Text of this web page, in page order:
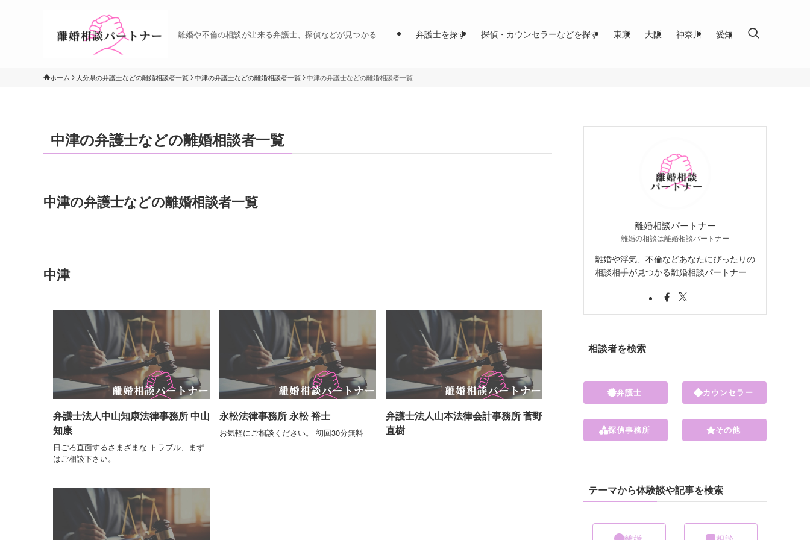
離婚や不倫の相談が出来る弁護士、探偵などが見つかる 弁護士を探す 探偵・カウンセラーなどを探す 東京 大阪 神奈川 愛知
ホーム 大分県の弁護士などの離婚相談者一覧 中津の弁護士などの離婚相談者一覧 中津の弁護士などの離婚相談者一覧
中津の弁護士などの離婚相談者一覧
中津の弁護士などの離婚相談者一覧
中津
弁護士法人中山知康法律事務所 中山
知康
日ごろ直面するさまざまな トラブル、まず
はご相談下さい。
永松法律事務所 永松 裕士
お気軽にご相談ください。 初回30分無料
弁護士法人山本法律会計事務所 菅野
直樹
離婚相談パートナー
離婚の相談は離婚相談パートナー
離婚や浮気、不倫などあなたにぴったりの
相談相手が見つかる離婚相談パートナー
相談者を検索
弁護士
探偵事務所
カウンセラー
その他
テーマから体験談や記事を検索